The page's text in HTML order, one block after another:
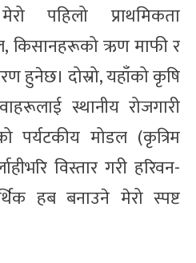
पहिलो प्राथमिकता
किसानहरूको ऋण माफी र
हुनेछ। दोस्रो, यहाँको कृषि
स्थानीय रोजगारी
पर्यटकीय मोडल (कृत्रिम
विस्तार गरी हरिवन-
हब बनाउने मेरो स्पष्ट